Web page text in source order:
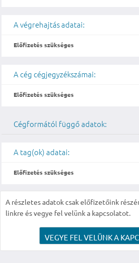
A végrehajtás adatai:
Előfizetés szükséges
A cég cégjegyzékszámai:
Előfizetés szükséges
Cégformától függő adatok:
A tag(ok) adatai:
Előfizetés szükséges
A részletes adatok csak előfizetőink
linkre és vegye fel velünk a kapcsolatot.
VEGYE FEL VELÜNK A